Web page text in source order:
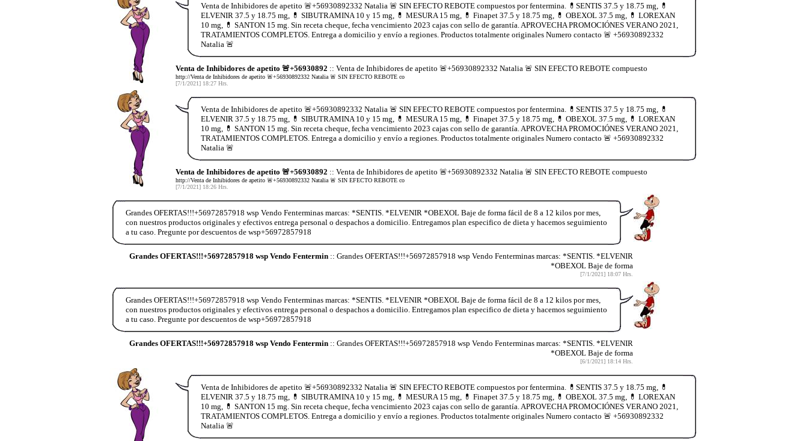
Venta de Inhibidores de apetito 🚨+56930892332 Natalia 🚨 SIN EFECTO REBOTE compuestos por fentermina. 💊SENTIS 37.5 y 18.75 mg, 💊
ELVENIR 37.5 y 18.75 mg, 💊 SIBUTRAMINA 10 y 15 mg, 💊 MESURA 15 mg, 💊 Finapet 37.5 y 18.75 mg, 💊 OBEXOL 37.5 mg, 💊 LOREXAN
10 mg, 💊 SANTON 15 mg. Sin receta cheque, fecha vencimiento 2023 cajas con sello de garantía. APROVECHA PROMOCIÓNES VERANO 2021,
TRATAMIENTOS COMPLETOS. Entrega a domicilio y envío a regiones. Productos totalmente originales Numero contacto 🚨 +56930892332
Natalia 🚨
Venta de Inhibidores de apetito 🚨+56930892 :: Venta de Inhibidores de apetito 🚨+56930892332 Natalia 🚨 SIN EFECTO REBOTE compuesto
http://Venta de Inhibidores de apetito 🚨+56930892332 Natalia 🚨 SIN EFECTO REBOTE co
[7/1/2021] 18:27 Hrs.
Venta de Inhibidores de apetito 🚨+56930892332 Natalia 🚨 SIN EFECTO REBOTE compuestos por fentermina. 💊SENTIS 37.5 y 18.75 mg, 💊
ELVENIR 37.5 y 18.75 mg, 💊 SIBUTRAMINA 10 y 15 mg, 💊 MESURA 15 mg, 💊 Finapet 37.5 y 18.75 mg, 💊 OBEXOL 37.5 mg, 💊 LOREXAN
10 mg, 💊 SANTON 15 mg. Sin receta cheque, fecha vencimiento 2023 cajas con sello de garantía. APROVECHA PROMOCIÓNES VERANO 2021,
TRATAMIENTOS COMPLETOS. Entrega a domicilio y envío a regiones. Productos totalmente originales Numero contacto 🚨 +56930892332
Natalia 🚨
Venta de Inhibidores de apetito 🚨+56930892 :: Venta de Inhibidores de apetito 🚨+56930892332 Natalia 🚨 SIN EFECTO REBOTE compuesto
http://Venta de Inhibidores de apetito 🚨+56930892332 Natalia 🚨 SIN EFECTO REBOTE co
[7/1/2021] 18:26 Hrs.
Grandes OFERTAS!!!+56972857918 wsp Vendo Fenterminas marcas: *SENTIS. *ELVENIR *OBEXOL Baje de forma fácil de 8 a 12 kilos por mes,
con nuestros productos originales y efectivos entrega personal o despachos a domicilio. Entregamos plan especifico de dieta y hacemos seguimiento
a tu caso. Pregunte por descuentos de wsp+56972857918
Grandes OFERTAS!!!+56972857918 wsp Vendo Fentermin:: Grandes OFERTAS!!!+56972857918 wsp Vendo Fenterminas marcas: *SENTIS. *ELVENIR
*OBEXOL Baje de forma
[7/1/2021] 18:07 Hrs.
Grandes OFERTAS!!!+56972857918 wsp Vendo Fenterminas marcas: *SENTIS. *ELVENIR *OBEXOL Baje de forma fácil de 8 a 12 kilos por mes,
con nuestros productos originales y efectivos entrega personal o despachos a domicilio. Entregamos plan especifico de dieta y hacemos seguimiento
a tu caso. Pregunte por descuentos de wsp+56972857918
Grandes OFERTAS!!!+56972857918 wsp Vendo Fentermin:: Grandes OFERTAS!!!+56972857918 wsp Vendo Fenterminas marcas: *SENTIS. *ELVENIR
*OBEXOL Baje de forma
[6/1/2021] 18:14 Hrs.
Venta de Inhibidores de apetito 🚨+56930892332 Natalia 🚨 SIN EFECTO REBOTE compuestos por fentermina. 💊SENTIS 37.5 y 18.75 mg, 💊
ELVENIR 37.5 y 18.75 mg, 💊 SIBUTRAMINA 10 y 15 mg, 💊 MESURA 15 mg, 💊 Finapet 37.5 y 18.75 mg, 💊 OBEXOL 37.5 mg, 💊 LOREXAN
10 mg, 💊 SANTON 15 mg. Sin receta cheque, fecha vencimiento 2023 cajas con sello de garantía. APROVECHA PROMOCIÓNES VERANO 2021,
TRATAMIENTOS COMPLETOS. Entrega a domicilio y envío a regiones. Productos totalmente originales Numero contacto 🚨 +56930892332
Natalia 🚨